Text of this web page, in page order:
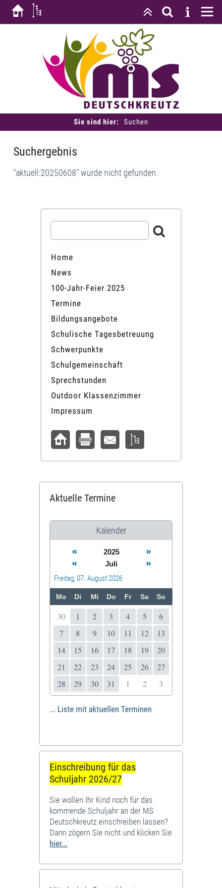
Sie sind hier: Suchen
Suchergebnis
"aktuell:20250608" wurde nicht gefunden.
Home
News
100-Jahr-Feier 2025
Termine
Bildungsangebote
Schulische Tagesbetreuung
Schwerpunkte
Schulgemeinschaft
Sprechstunden
Outdoor Klassenzimmer
Impressum
Aktuelle Termine
Kalender
« 2025
»
«
Juli »
Freitag, 07. August 2026
Mo Di Mi Do Fr Sa So
30 1 2 3 4 5
6
7
8 9 10 11 12
13
14
15 16 17 18 19
20
21
22 23 24 25 26
27
28
29 30 31 1 2 3
... Liste mit aktuellen Terminen
Einschreibung für das
Schuljahr 2026/27
Sie wollen Ihr Kind noch für das
kommende Schuljahr an der MS
Deutschkreutz einschreiben lassen?
Dann zögern Sie nicht und klicken Sie
hier...